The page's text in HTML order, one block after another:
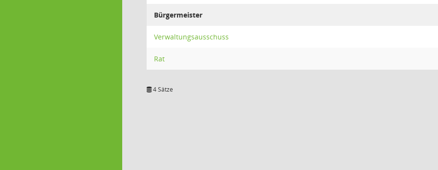
Bürgermeister
Verwaltungsausschuss
Rat
4 Sätze